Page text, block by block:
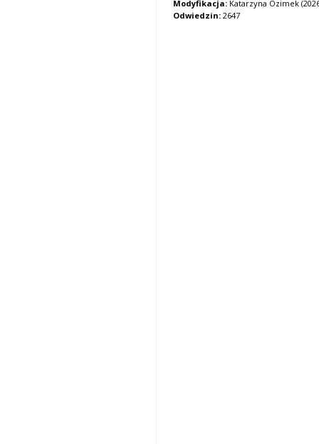
Modyfikacja: Katarzyna Ozimek
Odwiedzin: 2647